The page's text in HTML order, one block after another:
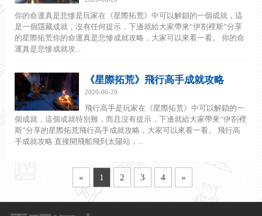
你的命運真是悲慘是玩家在《星際拓荒》中可以解鎖的一個成就，這
是一個隱藏成就，沒有任何提示，下邊就給大家帶來“伊劄裡斯”分享
的星際拓荒你的命運真是悲慘成就攻略，大家可以來看一看。 你的命
運真是悲慘成就攻...
《星際拓荒》飛行高手成就攻略
2020-06-20
飛行高手是玩家在《星際拓荒》中可以解鎖的一
個成就，這個成就特別難，而且沒有提示，下邊就給大家帶來“伊劄裡
斯”分享的星際拓荒飛行高手成就攻略，大家可以來看一看。 飛行高
手成就攻略 直接開飛船飛到太陽站，...
« 1 2 3 4 »